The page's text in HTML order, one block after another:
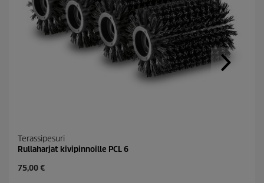
Terassipesuri
Rullaharjat kivipinnoille PCL 6
C
75,00 €